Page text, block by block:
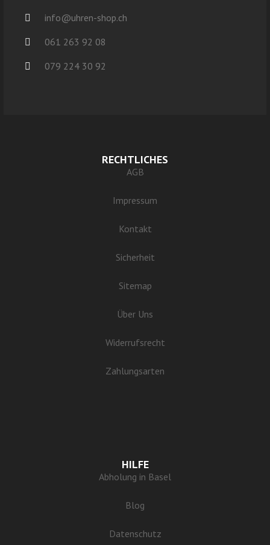
info@uhren-shop.ch
061 263 92 08
079 224 30 92
RECHTLICHES
AGB
Impressum
Kontakt
Sicherheit
Sitemap
Über Uns
Widerrufsrecht
Zahlungsarten
HILFE
Abholung in Basel
Blog
Datenschutz